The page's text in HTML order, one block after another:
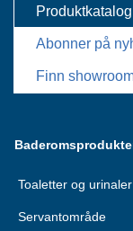
Produktkatalog
Abonner på
Finn
Toaletter og urinaler
Servantområde